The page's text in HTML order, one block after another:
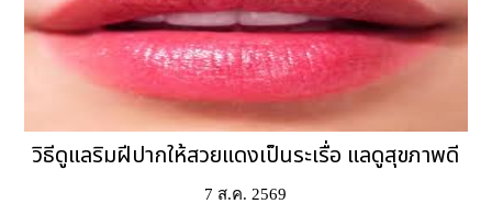
วิธีดูแลริมฝีปากให้สวยแดงเป็นระเรื่อ แลดูสุขภาพดี
7 ส.ค. 2569